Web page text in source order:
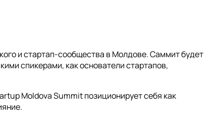
и стартап-сообщества в Молдове. Саммит будет
спикерами, как основатели стартапов,
Moldova Summit позиционирует себя как